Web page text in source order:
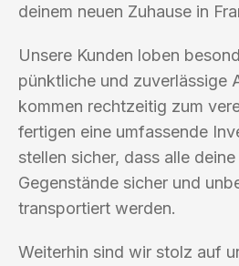
deinem neuen Zuhause in
Unsere Kunden loben
pünktliche und zuverlässige
kommen rechtzeitig zum
fertigen eine umfassende
stellen sicher, dass alle
Gegenstände sicher und
transportiert werden.
Weiterhin sind wir stolz auf